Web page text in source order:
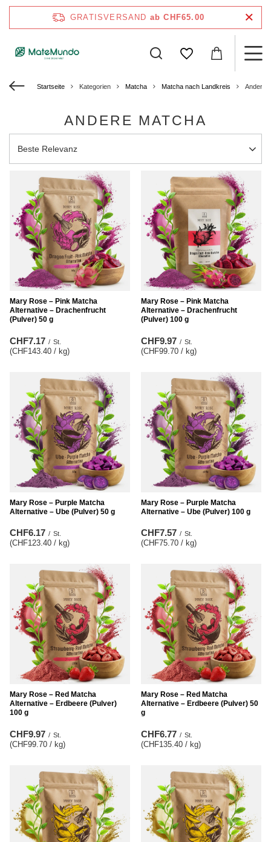
GRATISVERSAND ab CHF65.00
Startseite Kategorien Matcha Matcha nach Landkreis Andere
ANDERE MATCHA
Sortierung ändern
Beste Relevanz
Mary Rose – Pink Matcha
Alternative – Drachenfrucht
(Pulver) 50 g
CHF7.17 / St.
(CHF143.40 / kg)
Mary Rose – Pink Matcha
Alternative – Drachenfrucht
(Pulver) 100 g
CHF9.97 / St.
(CHF99.70 / kg)
Mary Rose – Purple Matcha
Alternative – Ube (Pulver) 50 g
CHF6.17 / St.
(CHF123.40 / kg)
Mary Rose – Purple Matcha
Alternative – Ube (Pulver) 100 g
CHF7.57 / St.
(CHF75.70 / kg)
Mary Rose – Red Matcha
Alternative – Erdbeere (Pulver)
100 g
CHF9.97 / St.
(CHF99.70 / kg)
Mary Rose – Red Matcha
Alternative – Erdbeere (Pulver) 50
g
CHF6.77 / St.
(CHF135.40 / kg)